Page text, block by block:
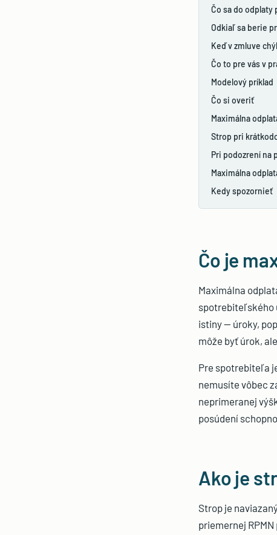
Čo sa do odplaty
Odkiaľ sa berie
Keď v zmluve
Čo to pre vás v
Modelový príklad
Čo si overiť
Maximálna
Strop pri
Pri podozrení na
Maximálna
Kedy spozornieť
Čo je
Maximálna
spotrebiteľského
istiny — úroky,
môže byť úrok,
Pre spotrebiteľa
nemusíte vôbec
neprimeranej
posúdení
Ako je
Strop je
priemernej